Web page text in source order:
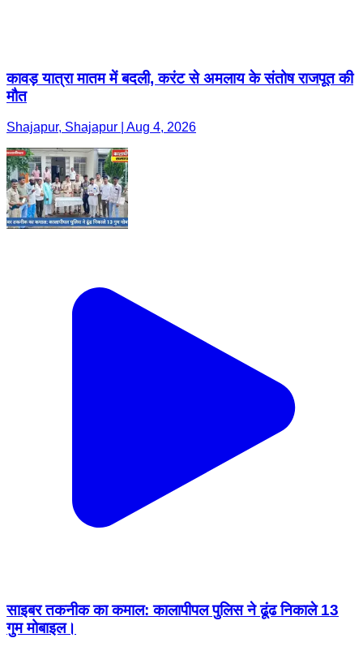
कावड़ यात्रा मातम में बदली, करंट से अमलाय के संतोष राजपूत की
मौत
Shajapur, Shajapur | Aug 4, 2026
साइबर तकनीक का कमाल: कालापीपल पुलिस ने ढूंढ निकाले 13
गुम मोबाइल।